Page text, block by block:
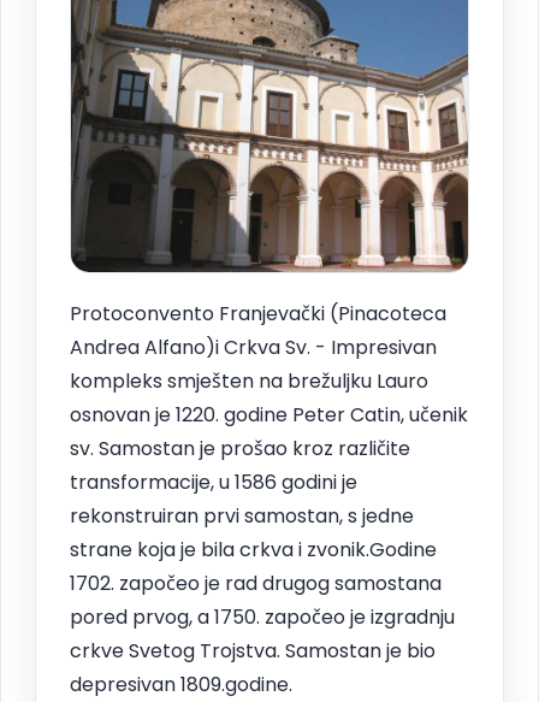
Protoconvento Franjevački (Pinacoteca
Andrea Alfano)i Crkva Sv. - Impresivan
kompleks smješten na brežuljku Lauro
osnovan je 1220. godine Peter Catin, učenik
sv. Samostan je prošao kroz različite
transformacije, u 1586 godini je
rekonstruiran prvi samostan, s jedne
strane koja je bila crkva i zvonik.Godine
1702. započeo je rad drugog samostana
pored prvog, a 1750. započeo je izgradnju
crkve Svetog Trojstva. Samostan je bio
depresivan 1809.godine.